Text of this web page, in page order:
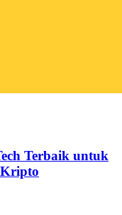
Terbaik untuk